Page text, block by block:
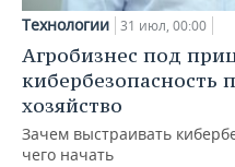
Технологии 31 июл, 00:00
Агробизнес под
кибербезопасность
хозяйство
Зачем выстраивать
чего начать